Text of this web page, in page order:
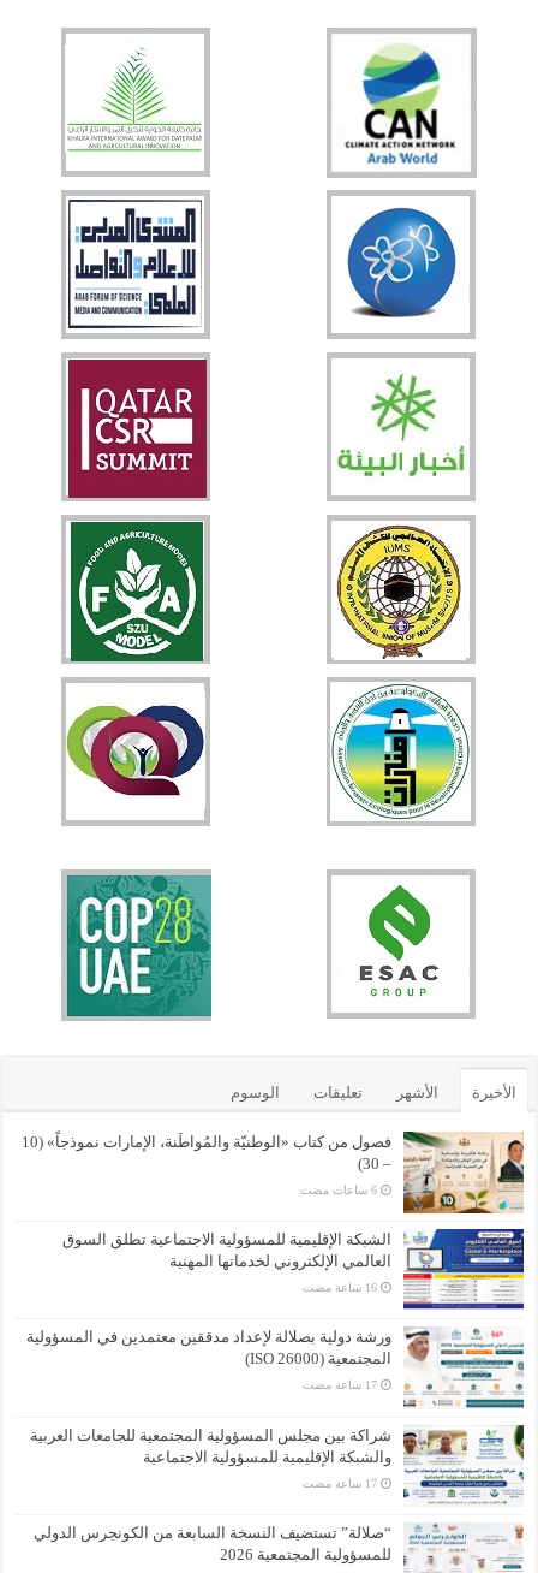
الأخيرة الأشهر تعليقات الوسوم
فصول من كتاب «الوطنيّة والمُواطَنة، الإمارات نموذجاً» (10
– 30)
الشبكة الإقليمية للمسؤولية الاجتماعية تطلق السوق
العالمي الإلكتروني لخدماتها المهنية
ورشة دولية بصلالة لإعداد مدققين معتمدين في المسؤولية
المجتمعية (ISO 26000)
شراكة بين مجلس المسؤولية المجتمعية للجامعات العربية
والشبكة الإقليمية للمسؤولية الاجتماعية
“صلالة” تستضيف النسخة السابعة من الكونجرس الدولي
للمسؤولية المجتمعية 2026